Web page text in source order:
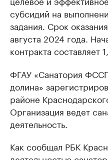
субсидий на
задания. Срок
августа 2024 года.
контракта составляет
ФГАУ «Санатория
долина»
районе
Организация ведет
деятельность.
Как сообщал РБК